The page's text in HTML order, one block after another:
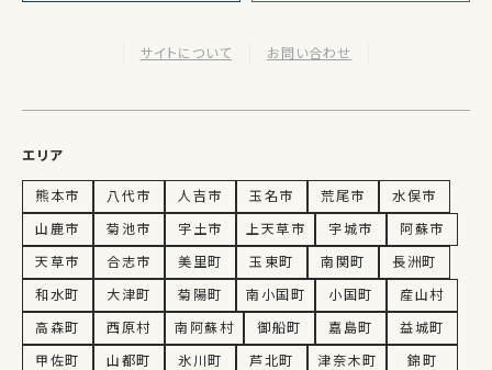
サイトについて お問い合わせ
エリア
熊本市 八代市 人吉市 玉名市 荒尾市
水俣市
山鹿市
菊池市 宇土市 上天草市 宇城市
阿蘇市
天草市
合志市 美里町 玉東町 南関町
長洲町
和水町
大津町 菊陽町 南小国町 小国町
産山村
高森町
西原村 南阿蘇村 御船町 嘉島町
益城町
甲佐町
山都町 氷川町 芦北町 津奈木町
錦町